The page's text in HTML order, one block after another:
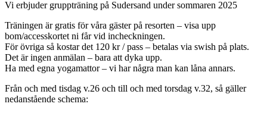
Vi erbjuder gruppträning på Sudersand under sommaren 2025
Träningen är gratis för våra gäster på resorten – visa upp
bom/accesskortet ni får vid incheckningen.
För övriga så kostar det 120 kr / pass – betalas via swish på plats.
Det är ingen anmälan – bara att dyka upp.
Ha med egna yogamattor – vi har några man kan låna annars.
Från och med tisdag v.26 och till och med torsdag v.32, så gäller
nedanstående schema: